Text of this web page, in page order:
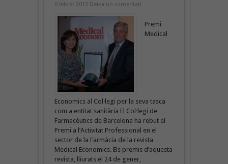
6 febrer 2013 Deixa un comentari
Premi
Medical
Economics al Col·legi per la seva tasca
com a entitat sanitària El Col·legi de
Farmacèutics de Barcelona ha rebut el
Premi a l’Activitat Professional en el
sector de la Farmàcia de la revista
Medical Economics. Els premis d’aquesta
revista, lliurats el 24 de gener,